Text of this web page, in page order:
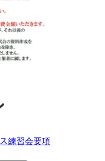
練習会要項